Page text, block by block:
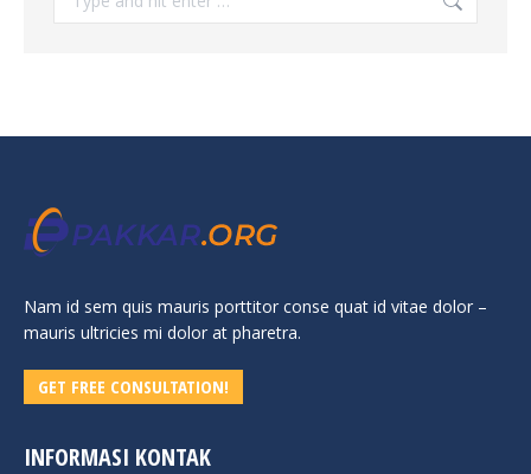
Nam id sem quis mauris porttitor conse quat id vitae dolor –
mauris ultricies mi dolor at pharetra.
GET FREE CONSULTATION!
INFORMASI KONTAK